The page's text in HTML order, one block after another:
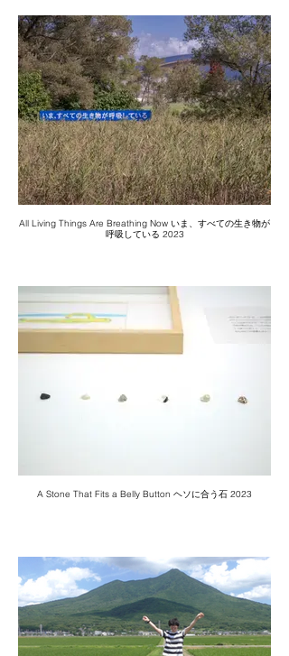
All Living Things Are Breathing Now いま、すべての生き物が
呼吸している 2023
A Stone That Fits a Belly Button ヘソに合う石 2023